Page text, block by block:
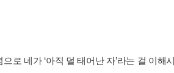
로 네가 ‘아직 덜 태어난 자’라는 걸 이해